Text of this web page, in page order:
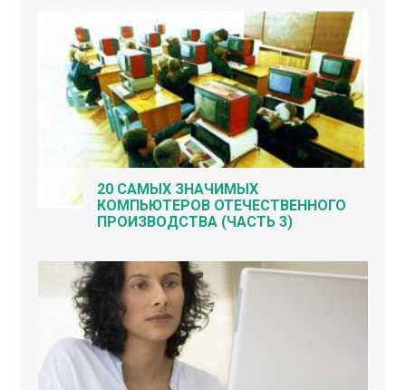
20 САМЫХ ЗНАЧИМЫХ
КОМПЬЮТЕРОВ ОТЕЧЕСТВЕННОГО
ПРОИЗВОДСТВА (ЧАСТЬ 3)